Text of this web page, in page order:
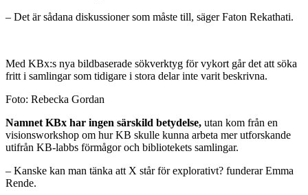
– Det är sådana diskussioner som måste till, säger Faton Rekathati.
Med KBx:s nya bildbaserade sökverktyg för vykort går det att söka
fritt i samlingar som tidigare i stora delar inte varit beskrivna.
Foto: Rebecka Gordan
Namnet KBx har ingen särskild betydelse, utan kom från en
visionsworkshop om hur KB skulle kunna arbeta mer utforskande
utifrån KB-labbs förmågor och bibliotekets samlingar.
– Kanske kan man tänka att X står för explorativt? funderar Emma
Rende.